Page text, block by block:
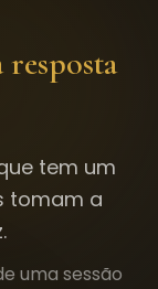
resposta
tem um
tomam a
uma sessão